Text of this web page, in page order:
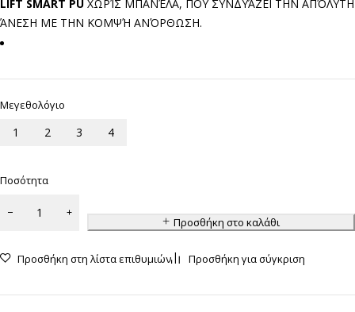
LIFT SMART PU ΧΩΡΊΣ ΜΠΑΝΈΛΑ, ΠΟΥ ΣΥΝΔΥΆΖΕΙ ΤΗΝ ΑΠΌΛΥΤΗ
ΆΝΕΣΗ ΜΕ ΤΗΝ ΚΟΜΨΉ ΑΝΌΡΘΩΣΗ.
Μεγεθολόγιο
1 2 3 4
Ποσότητα
Προσθήκη στο καλάθι
Προσθήκη στη λίστα επιθυμιών Προσθήκη για σύγκριση